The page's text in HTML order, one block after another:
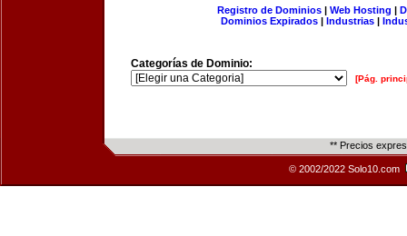
Registro de Dominios| Web Hosting |
Dominios Expirados | Industrias |
Categorías de Dominio:
[Pág.
** Precios
© 2002/2022 Solo10.com